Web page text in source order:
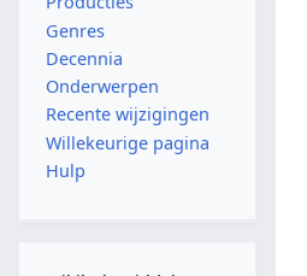
Genres
Decennia
Onderwerpen
Recente wijzigingen
Willekeurige pagina
Hulp